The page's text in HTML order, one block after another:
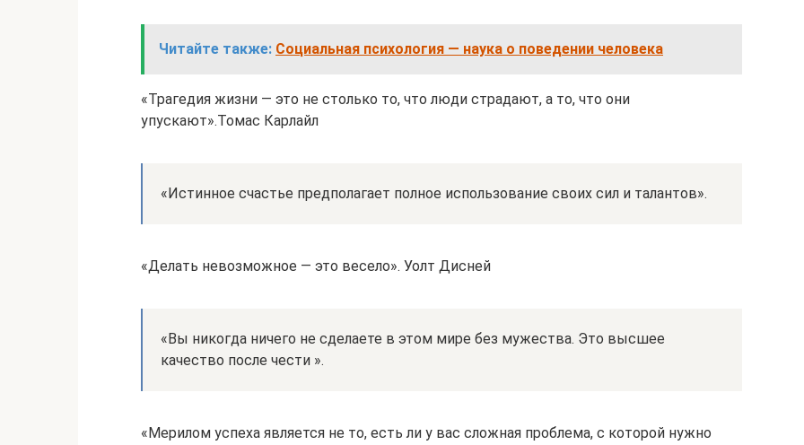
Читайте также: Социальная психология — наука о поведении человека
«Трагедия жизни — это не столько то, что люди страдают, а то, что они
упускают».Томас Карлайл
«Истинное счастье предполагает полное использование своих сил и талантов».
«Делать невозможное — это весело». Уолт Дисней
«Вы никогда ничего не сделаете в этом мире без мужества. Это высшее
качество после чести ».
«Мерилом успеха является не то, есть ли у вас сложная проблема, с которой нужно